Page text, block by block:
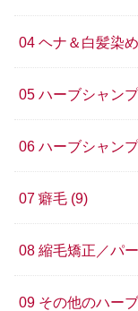
04 ヘナ＆白髪染
05 ハーブシャン
06 ハーブシャン
07 癖毛 (9)
08 縮毛矯正／パ
09 その他のハーブ